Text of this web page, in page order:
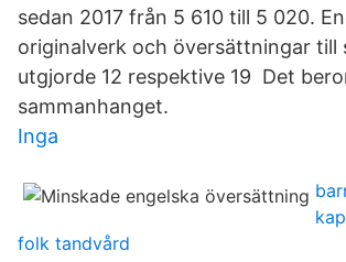
sedan 2017 från 5 610 till 5 020.
originalverk och översättningar till
utgjorde 12 respektive 19 Det
sammanhanget.
Inga
folk tandvård